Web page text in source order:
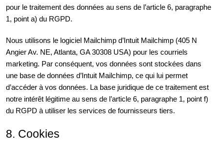
pour le traitement des données au sens de l’article 6, paragraphe
1, point a) du RGPD.
Nous utilisons le logiciel Mailchimp d’Intuit Mailchimp (405 N
Angier Av. NE, Atlanta, GA 30308 USA) pour les courriels
marketing. Par conséquent, vos données sont stockées dans
une base de données d’Intuit Mailchimp, ce qui lui permet
d’accéder à vos données. La base juridique de ce traitement est
notre intérêt légitime au sens de l’article 6, paragraphe 1, point f)
du RGPD à utiliser les services de fournisseurs tiers.
8. Cookies